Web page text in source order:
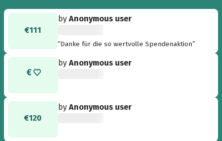
€111
byAnonymous user
“Danke für die so wertvolle Spendenaktion”
byAnonymous user
€120
byAnonymous user